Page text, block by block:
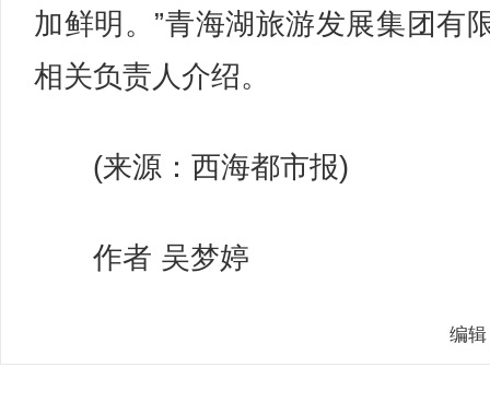
加鲜明。”青海湖旅游发展集团有
相关负责人介绍。
(来源：西海都市报)
作者 吴梦婷
编